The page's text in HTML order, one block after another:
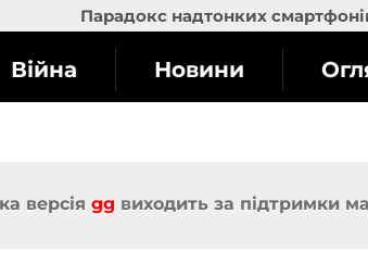
Парадокс надтонких
Війна Новини
версія gg виходить за підтримки